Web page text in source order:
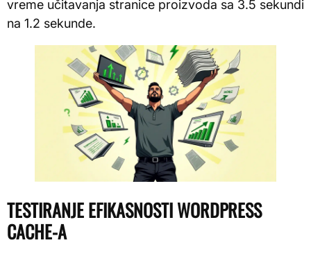
vreme učitavanja stranice proizvoda sa 3.5 sekundi
na 1.2 sekunde.
TESTIRANJE EFIKASNOSTI WORDPRESS
CACHE-A